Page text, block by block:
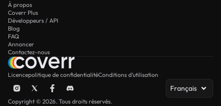
À propos
Coverr Plus
Développeurs / API
Blog
FAQ
Annoncer
Contactez-nous
Licencepolitique de confidentialitéConditions d’utilisation
Français
Copyright © 2026. Tous droits réservés.